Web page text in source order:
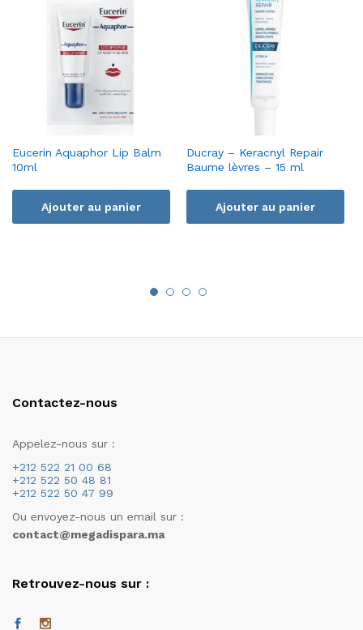
Eucerin Aquaphor Lip Balm
10ml
Ajouter au panier
Ducray – Keracnyl Repair
Baume lèvres – 15 ml
Ajouter au panier
Contactez-nous
Appelez-nous sur :
+212 522 21 00 68
+212 522 50 48 81
+212 522 50 47 99
Ou envoyez-nous un email sur :
contact@megadispara.ma
Retrouvez-nous sur :